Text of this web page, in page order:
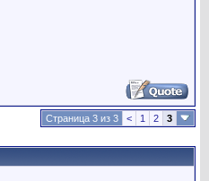
Страница 3 из 3 < 1 2 3